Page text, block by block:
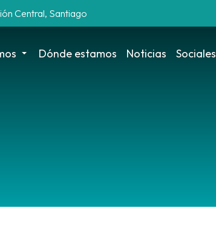
Central, Santiago
Dónde estamos Noticias Sociales